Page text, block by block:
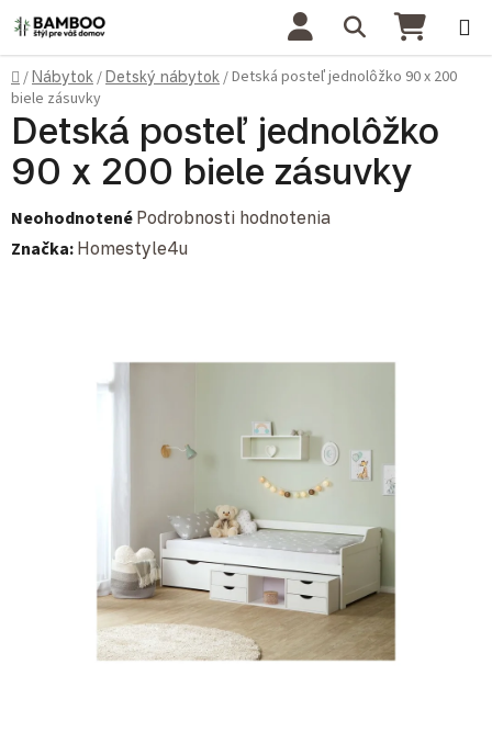
Prejsť na obsah Hľadať
Domov
/Nábytok /Detský nábytok /Detská posteľ jednolôžko 90 x 200
biele zásuvky
Detská posteľ jednolôžko
90 x 200 biele zásuvky
Priemerné hodnotenie produktu je 0,0 z 5 hviezdičiek.
Neohodnotené Podrobnosti hodnotenia
Značka: Homestyle4u